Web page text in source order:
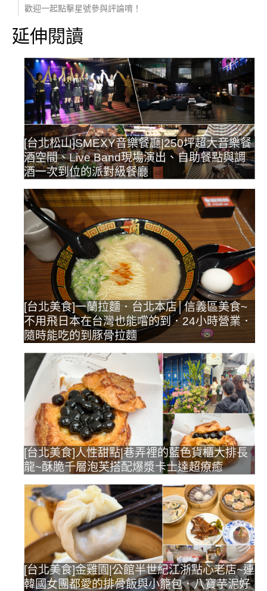
歡迎一起點擊星號參與評論唷！
延伸閱讀
[台北松山]SMEXY音樂餐廳|250坪超大音樂餐
酒空間、Live Band現場演出、自助餐點與調
酒一次到位的派對級餐廳
[台北美食]一蘭拉麵．台北本店│信義區美食~
不用飛日本在台灣也能嚐的到．24小時營業．
隨時能吃的到豚骨拉麵
[台北美食]人性甜點|巷弄裡的藍色貨櫃大排長
龍~酥脆千層泡芙搭配爆漿卡士達超療癒
[台北美食]金雞園|公館半世紀江浙點心老店~連
韓國女團都愛的排骨飯與小籠包．八寶芋泥好